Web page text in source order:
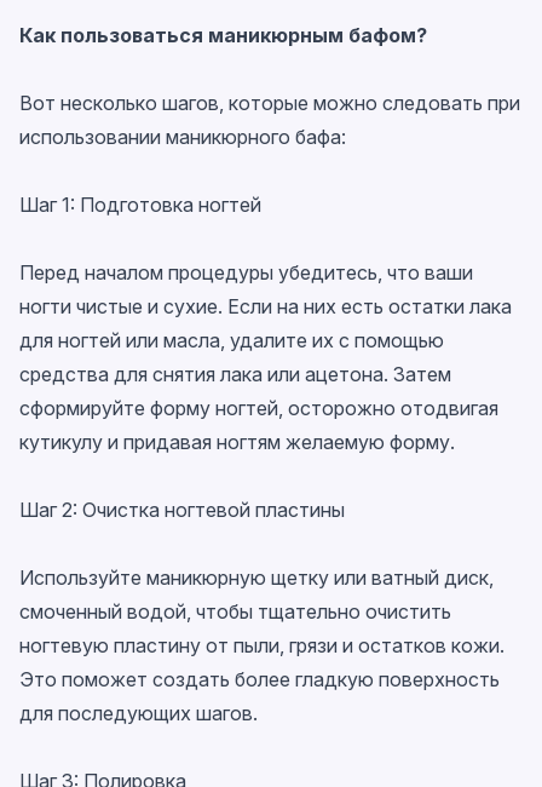
Как пользоваться маникюрным бафом?
Вот несколько шагов, которые можно следовать при
использовании маникюрного бафа:
Шаг 1: Подготовка ногтей
Перед началом процедуры убедитесь, что ваши
ногти чистые и сухие. Если на них есть остатки лака
для ногтей или масла, удалите их с помощью
средства для снятия лака или ацетона. Затем
сформируйте форму ногтей, осторожно отодвигая
кутикулу и придавая ногтям желаемую форму.
Шаг 2: Очистка ногтевой пластины
Используйте маникюрную щетку или ватный диск,
смоченный водой, чтобы тщательно очистить
ногтевую пластину от пыли, грязи и остатков кожи.
Это поможет создать более гладкую поверхность
для последующих шагов.
Шаг 3: Полировка